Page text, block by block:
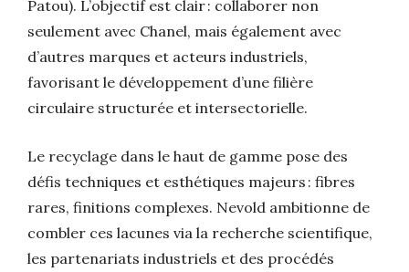
Patou). L’objectif est clair : collaborer non
seulement avec Chanel, mais également avec
d’autres marques et acteurs industriels,
favorisant le développement d’une filière
circulaire structurée et intersectorielle.
Le recyclage dans le haut de gamme pose des
défis techniques et esthétiques majeurs : fibres
rares, finitions complexes. Nevold ambitionne de
combler ces lacunes via la recherche scientifique,
les partenariats industriels et des procédés